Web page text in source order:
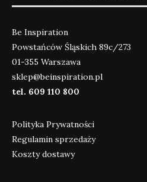
Be Inspiration
Powstańców Śląskich 89c/273
01-355 Warszawa
sklep@beinspiration.pl
tel. 609 110 800
Polityka Prywatności
Regulamin sprzedaży
Koszty dostawy